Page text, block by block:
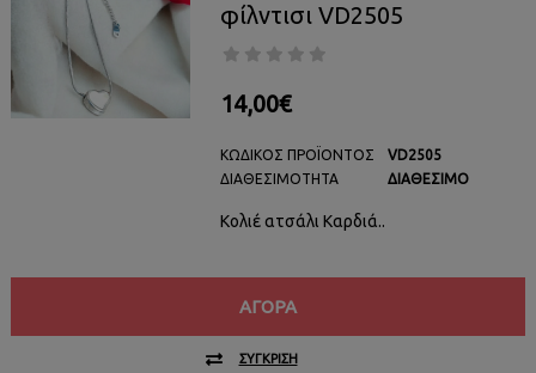
φίλντισι VD2505
14,00€
ΚΩΔΙΚΌΣ ΠΡΟΪΌΝΤΟΣ
ΔΙΑΘΕΣΙΜΌΤΗΤΑ
VD2505
ΔΙΑΘΈΣΙΜΟ
Κολιέ ατσάλι Καρδιά..
ΑΓΟΡΆ
ΣΎΓΚΡΙΣΗ